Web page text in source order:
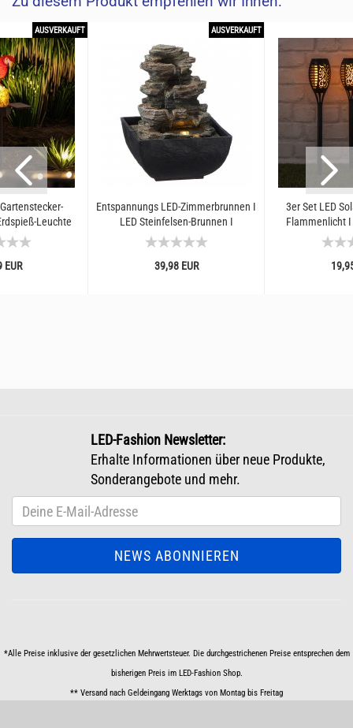
AUSVERKAUFT
Leuchte
Papagei...
EUR
AUSVERKAUFT
Entspannungs LED-Zimmerbrunnen I
LED Steinfelsen-Brunnen I
Tischbrunnen I Leuchtender...
39,98 EUR
3er Set LED
Flammenlicht
Erdspieß oder
LED-Fashion Newsletter:
Erhalte Informationen über neue Produkte,
Sonderangebote und mehr.
*Alle Preise inklusive der gesetzlichen Mehrwertsteuer. Die durchgestrichenen Preise entsprechen dem
bisherigen Preis im LED-Fashion Shop.
** Versand nach Geldeingang Werktags von Montag bis Freitag